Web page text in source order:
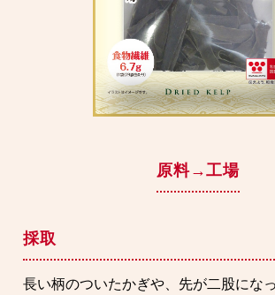
原料→工場
採取
長い柄のついたかぎや、先が二股にな